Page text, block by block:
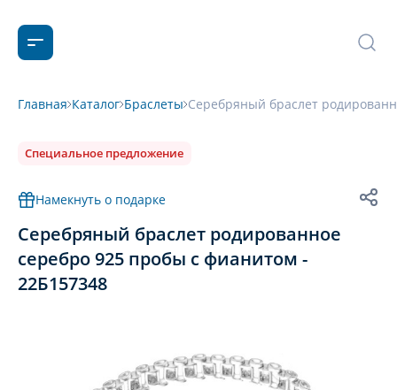
Главная Каталог Браслеты Серебряный браслет
Специальное предложение
Намекнуть о подарке
Серебряный браслет родированное
серебро 925 пробы с фианитом -
22Б157348